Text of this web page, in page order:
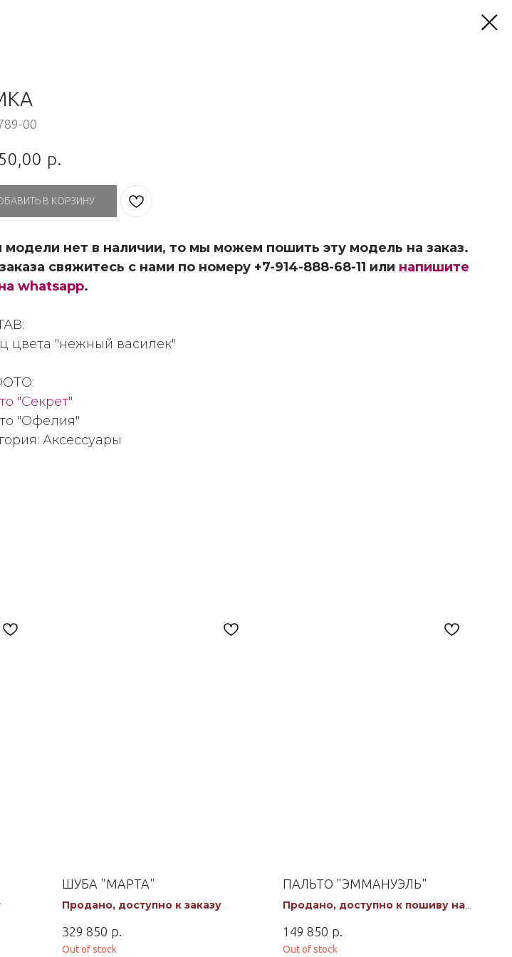
00
р.
В КОРЗИНУ
модели нет в наличии, то мы можем пошить эту модель на заказ.
свяжитесь с нами по номеру +7-914-888-68-11 или напишите
whatsapp.
цвета "нежный василек"
"Секрет"
"Офелия"
Аксессуары
ШУБА "МАРТА"
Продано, доступно к заказу
329 850 р.
Out of stock
ПАЛЬТО "ЭММАНУЭЛЬ"
Продано, доступно к пошиву на
149 850 р.
Out of stock